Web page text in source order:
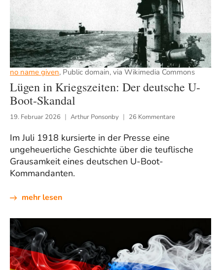
no name given, Public domain, via Wikimedia Commons
Lügen in Kriegszeiten: Der deutsche U-
Boot-Skandal
19. Februar 2026 Arthur Ponsonby 26 Kommentare
Im Juli 1918 kursierte in der Presse eine
ungeheuerliche Geschichte über die teuflische
Grausamkeit eines deutschen U-Boot-
Kommandanten.
mehr lesen